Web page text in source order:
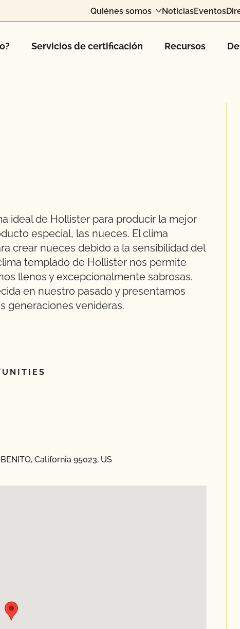
Quiénes somos NoticiasEventos
Servicios de certificación Recursos
ideal de Hollister para producir la mejor
especial, las nueces. El clima
crear nueces debido a la sensibilidad del
templado de Hollister nos permite
llenos y excepcionalmente sabrosas.
en nuestro pasado y presentamos
generaciones venideras.
California 95023, US